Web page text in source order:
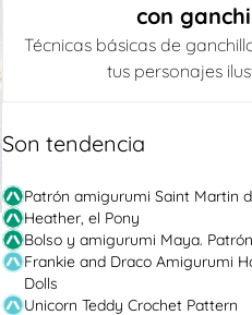
con
Técnicas básicas de
tus personajes
Son tendencia
Patrón amigurumi Saint Martin
Heather, el Pony
Bolso y amigurumi Maya.
Frankie and Draco Amigurumi
Dolls
Unicorn Teddy Crochet Pattern